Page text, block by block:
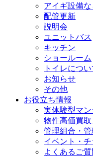
アイギ設備
配管更新
説明会
ユニットバス
キッチン
ショールーム
トイレについ
お知らせ
その他
お役立ち情報
実体験型マ
物件高価買
管理組合・
イベント・
よくあるご質